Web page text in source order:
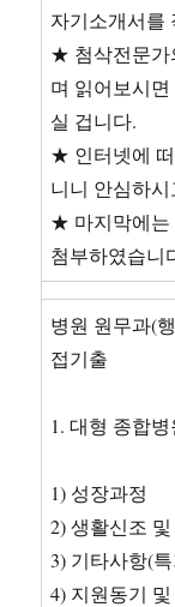
자기소개서를
★ 첨삭전문가
며 읽어보시
실 겁니다.
★ 인터넷에
니니 안심하
★ 마지막에는
첨부하였습니
병원 원무과(
접기출
1. 대형 종합
1) 성장과정
2) 생활신조
3) 기타사항(
4) 지원동기